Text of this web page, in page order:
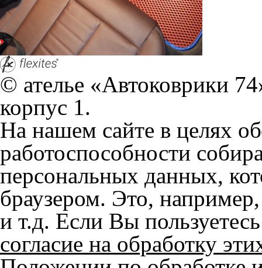
© ателье «Автоковрики
корпус 1.
На нашем сайте в целях
работоспособности
персональных данных,
браузером. Это,
и т.д. Если Вы
согласие на обработку
Положении по обработке
+7 (351) 277 91 67